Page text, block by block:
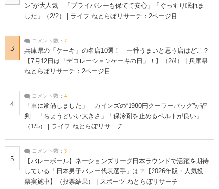
ン”が大人気 「プライバシーも保てて安心」「ぐっすり眠れま
した」（2/2） | ライフ ねとらぼリサーチ：2ページ目
3
コメント数： 7
兵庫県の「ケーキ」の名店10選！ 一番うまいと思う店はどこ？
【7月12日は「デコレーションケーキの日」！】（2/4） | 兵庫県
ねとらぼリサーチ：2ページ目
4
コメント数： 4
「車に常備しました」 カインズの“1980円クーラーバッグ”が評
判 「ちょうどいい大きさ」「保冷剤を止めるベルトが良い」
（1/5） | ライフ ねとらぼリサーチ
5
コメント数： 3
【バレーボール】ネーションズリーグ日本ラウンドで活躍を期待
している「日本男子バレー代表選手」は？【2026年版・人気投
票実施中】（投票結果） | スポーツ ねとらぼリサーチ